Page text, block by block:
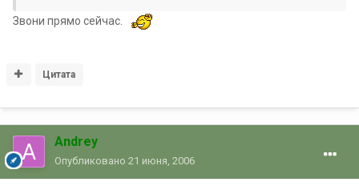
Звони прямо сейчас.
Цитата
Andrey
Опубликовано 21 июня, 2006